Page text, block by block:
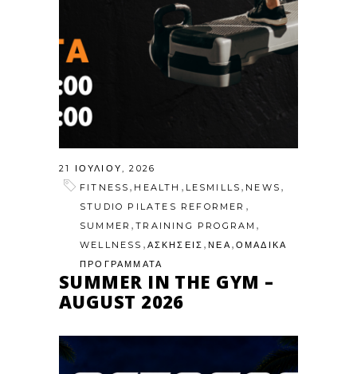
21 ΙΟΥΛΊΟΥ, 2026
FITNESS , HEALTH , LESMILLS , NEWS ,
STUDIO PILATES REFORMER ,
SUMMER ,TRAINING PROGRAM ,
WELLNESS , ΑΣΚΗΣΕΙΣ ,ΝΕΑ , ΟΜΑΔΙΚΑ
ΠΡΟΓΡΑΜΜΑΤΑ
SUMMER IN THE GYM –
AUGUST 2026